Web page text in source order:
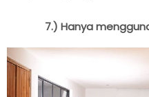
7.) Hanya